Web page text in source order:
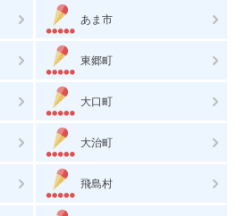
あま市
東郷町
大口町
大治町
飛島村